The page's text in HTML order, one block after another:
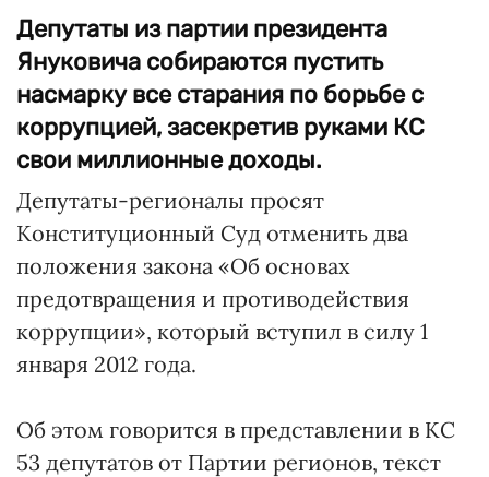
Депутаты из партии президента
Януковича собираются пустить
насмарку все старания по борьбе с
коррупцией, засекретив руками КС
свои миллионные доходы.
Депутаты-регионалы просят
Конституционный Суд отменить два
положения закона «Об основах
предотвращения и противодействия
коррупции», который вступил в силу 1
января 2012 года.
Об этом говорится в представлении в КС
53 депутатов от Партии регионов, текст